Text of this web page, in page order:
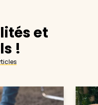
et
!